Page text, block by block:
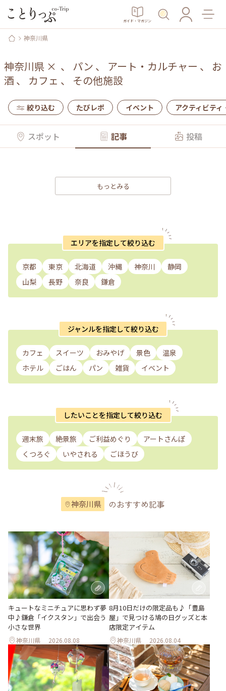
ガイド・マガジン
神奈川県
神奈川県 × 、 パン 、 アート・カルチャー 、 お
酒 、 カフェ 、 その他施設
絞り込む たびレポ イベント アクティビティ
スポット 記事 投稿
もっとみる
エリアを指定して絞り込む
京都 東京 北海道 沖縄 神奈川
静岡
山梨
長野 奈良 鎌倉
ジャンルを指定して絞り込む
カフェ スイーツ おみやげ 景色
温泉
ホテル
ごはん パン 雑貨 イベント
したいことを指定して絞り込む
週末旅 絶景旅 ご利益めぐり
アートさんぽ
くつろぐ
いやされる ごほうび
神奈川県 のおすすめ記事
キュートなミニチュアに思わず夢
中♪鎌倉「イクスタン」で出会う
小さな世界
神奈川県 2026.08.08
8月10日だけの限定品も♪「豊島
屋」で見つける鳩の日グッズと本
店限定アイテム
神奈川県 2026.08.04